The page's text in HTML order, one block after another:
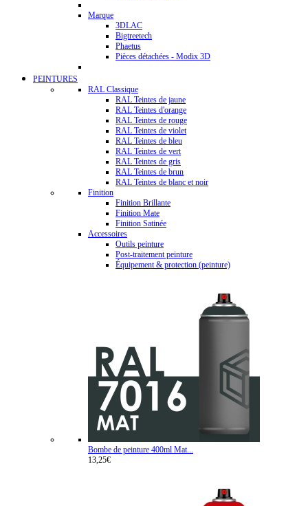
Marque
3DLAC
Bigtreetech
Phaetus
Pièces détachées - Modix 3D
PEINTURES
RAL Classique
RAL Teintes de jaune
RAL Teintes d'orange
RAL Teintes de rouge
RAL Teintes de violet
RAL Teintes de bleu
RAL Teintes de vert
RAL Teintes de gris
RAL Teintes de brun
RAL Teintes de blanc et noir
Finition
Finition Brillante
Finition Mate
Finition Satinée
Accessoires
Outils peinture
Post-traitement peinture
Équipement & protection (peinture)
Bombe de peinture 400ml Mat...
13,25€